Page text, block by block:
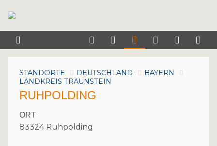
STANDORTE DEUTSCHLAND
BAYERN
LANDKREIS TRAUNSTEIN
RUHPOLDING
ORT
83324 Ruhpolding